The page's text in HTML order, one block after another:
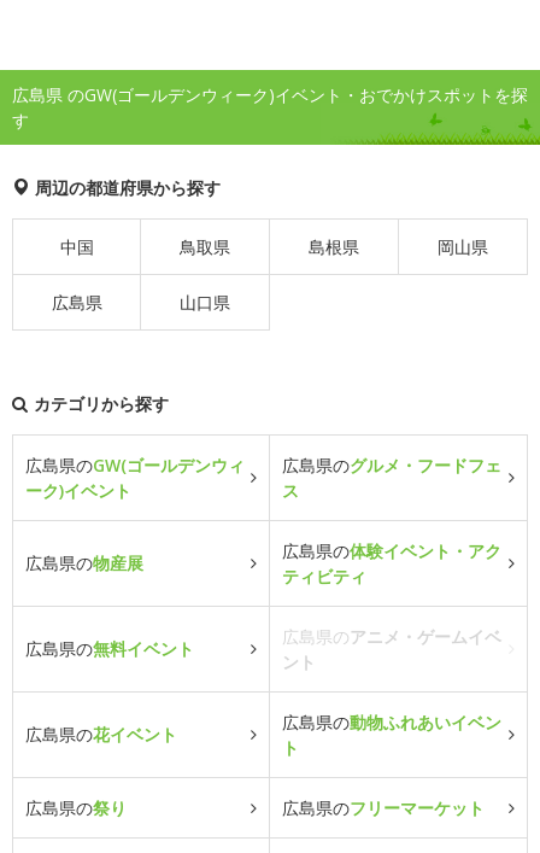
広島県 のGW(ゴールデンウィーク)イベント・おでかけスポットを探
す
周辺の都道府県から探す
中国 鳥取県 島根県 岡山県
広島県 山口県
カテゴリから探す
広島県のGW(ゴールデンウィ
ーク)イベント
広島県のグルメ・フードフェ
ス
広島県の物産展
広島県の体験イベント・アク
ティビティ
広島県の無料イベント
広島県のアニメ・ゲームイベ
ント
広島県の花イベント
広島県の動物ふれあいイベン
ト
広島県の祭り 広島県のフリーマーケット